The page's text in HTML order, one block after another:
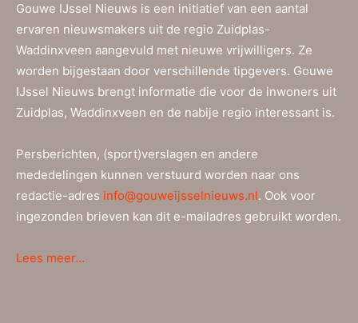
Gouwe IJssel Nieuws is een initiatief van een aantal
ervaren nieuwsmakers uit de regio Zuidplas-
Waddinxveen aangevuld met nieuwe vrijwilligers. Ze
worden bijgestaan door verschillende tipgevers. Gouwe
IJssel Nieuws brengt informatie die voor de inwoners uit
Zuidplas, Waddinxveen en de nabije regio interessant is.
Persberichten, (sport)verslagen en andere
mededelingen kunnen verstuurd worden naar ons
redactie-adres info@gouweijsselnieuws.nl. Ook voor
ingezonden brieven kan dit e-mailadres gebruikt worden.
Lees meer…